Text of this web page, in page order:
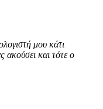
μου κάτι
ακούσει και τότε ο